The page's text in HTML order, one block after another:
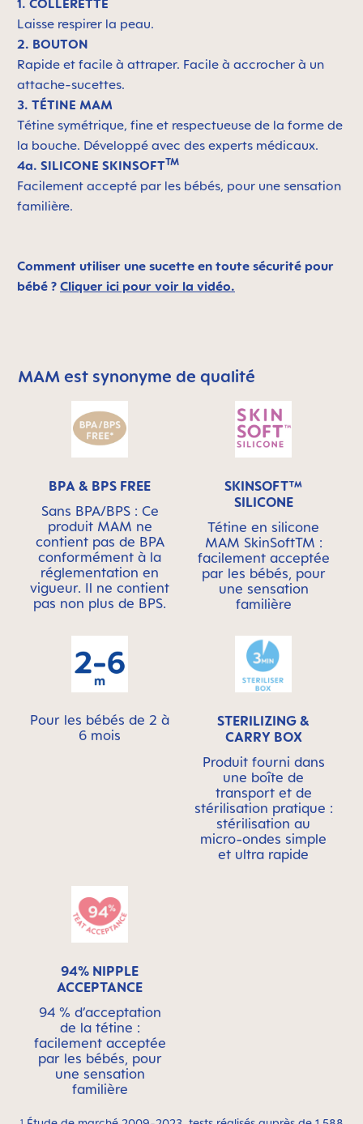
1. COLLERETTE
Laisse respirer la peau.
2. BOUTON
Rapide et facile à attraper. Facile à accrocher à un
attache-sucettes.
3. TÉTINE MAM
Tétine symétrique, fine et respectueuse de la forme de
la bouche. Développé avec des experts médicaux.
4a. SILICONE SKINSOFTTM
Facilement accepté par les bébés, pour une sensation
familière.
Comment utiliser une sucette en toute sécurité pour
bébé ? Cliquer ici pour voir la vidéo.
Skip MAM Means Quality Icon Bar
MAM est synonyme de qualité
BPA & BPS FREE
Sans BPA/BPS : Ce
produit MAM ne
contient pas de BPA
conformément à la
réglementation en
vigueur. Il ne contient
pas non plus de BPS.
SKINSOFT™
SILICONE
Tétine en silicone
MAM SkinSoftTM :
facilement acceptée
par les bébés, pour
une sensation
familière
Pour les bébés de 2 à
6 mois
STERILIZING &
CARRY BOX
Produit fourni dans
une boîte de
transport et de
stérilisation pratique :
stérilisation au
micro-ondes simple
et ultra rapide
94% NIPPLE
ACCEPTANCE
94 % d’acceptation
de la tétine :
facilement acceptée
par les bébés, pour
une sensation
familière